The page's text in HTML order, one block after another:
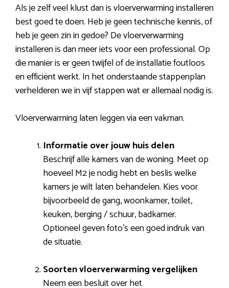
Als je zelf veel klust dan is vloerverwarming installeren
best goed te doen. Heb je geen technische kennis, of
heb je geen zin in gedoe? De vloerverwarming
installeren is dan meer iets voor een professional. Op
die manier is er geen twijfel of de installatie foutloos
en efficiënt werkt. In het onderstaande stappenplan
verhelderen we in vijf stappen wat er allemaal nodig is.
Vloerverwarming laten leggen via een vakman.
Informatie over jouw huis delen
Beschrijf alle kamers van de woning. Meet op
hoeveel M2 je nodig hebt en beslis welke
kamers je wilt laten behandelen. Kies voor
bijvoorbeeld de gang, woonkamer, toilet,
keuken, berging / schuur, badkamer.
Optioneel geven foto’s een goed indruk van
de situatie.
Soorten vloerverwarming vergelijken
Neem een besluit over het